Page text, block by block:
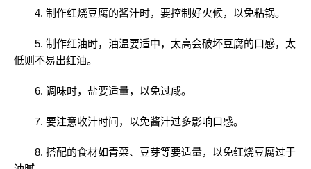
4. 制作红烧豆腐的酱汁时，要控制好火候，以免粘锅。
5. 制作红油时，油温要适中，太高会破坏豆腐的口感，太
低则不易出红油。
6. 调味时，盐要适量，以免过咸。
7. 要注意收汁时间，以免酱汁过多影响口感。
8. 搭配的食材如青菜、豆芽等要适量，以免红烧豆腐过于